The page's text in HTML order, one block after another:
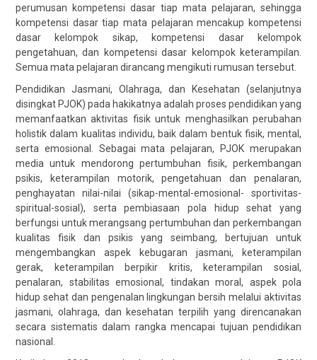
perumusan kompetensi dasar tiap mata pelajaran, sehingga
kompetensi dasar tiap mata pelajaran mencakup kompetensi
dasar kelompok sikap, kompetensi dasar kelompok
pengetahuan, dan kompetensi dasar kelompok keterampilan.
Semua mata pelajaran dirancang mengikuti rumusan tersebut.
Pendidikan Jasmani, Olahraga, dan Kesehatan (selanjutnya
disingkat PJOK) pada hakikatnya adalah proses pendidikan yang
memanfaatkan aktivitas fisik untuk menghasilkan perubahan
holistik dalam kualitas individu, baik dalam bentuk fisik, mental,
serta emosional. Sebagai mata pelajaran, PJOK merupakan
media untuk mendorong pertumbuhan fisik, perkembangan
psikis, keterampilan motorik, pengetahuan dan penalaran,
penghayatan nilai-nilai (sikap-mental-emosional- sportivitas-
spiritual-sosial), serta pembiasaan pola hidup sehat yang
berfungsi untuk merangsang pertumbuhan dan perkembangan
kualitas fisik dan psikis yang seimbang, bertujuan untuk
mengembangkan aspek kebugaran jasmani, keterampilan
gerak, keterampilan berpikir kritis, keterampilan sosial,
penalaran, stabilitas emosional, tindakan moral, aspek pola
hidup sehat dan pengenalan lingkungan bersih melalui aktivitas
jasmani, olahraga, dan kesehatan terpilih yang direncanakan
secara sistematis dalam rangka mencapai tujuan pendidikan
nasional.